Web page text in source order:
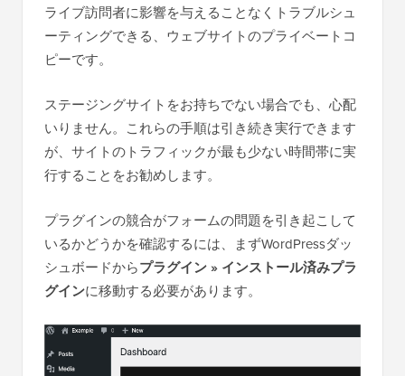
ライブ訪問者に影響を与えることなくトラブルシュ
ーティングできる、ウェブサイトのプライベートコ
ピーです。
ステージングサイトをお持ちでない場合でも、心配
いりません。これらの手順は引き続き実行できます
が、サイトのトラフィックが最も少ない時間帯に実
行することをお勧めします。
プラグインの競合がフォームの問題を引き起こして
いるかどうかを確認するには、まずWordPressダッ
シュボードからプラグイン» インストール済みプラ
グインに移動する必要があります。